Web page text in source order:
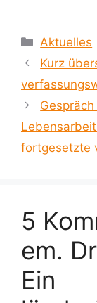
Kategorien
Aktuelles
Kurz
fortgesetzte
5
em.
Ein